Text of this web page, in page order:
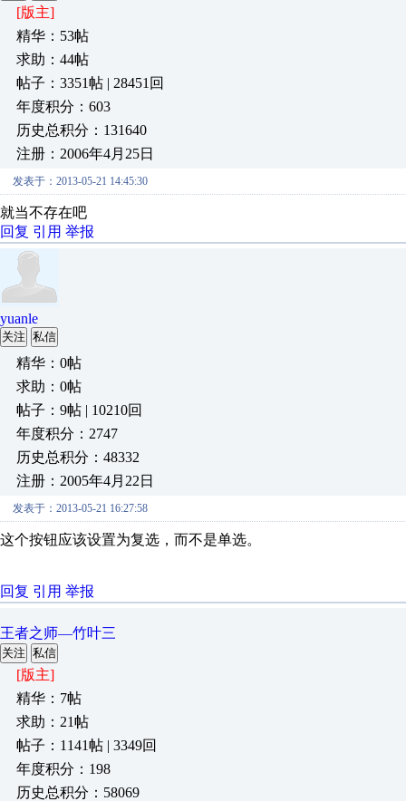
[版主]
精华：53帖
求助：44帖
帖子：3351帖 | 28451回
年度积分：603
历史总积分：131640
注册：2006年4月25日
发表于：2013-05-21 14:45:30
就当不存在吧
回复 引用 举报
yuanle
关注 私信
精华：0帖
求助：0帖
帖子：9帖 | 10210回
年度积分：2747
历史总积分：48332
注册：2005年4月22日
发表于：2013-05-21 16:27:58
这个按钮应该设置为复选，而不是单选。
回复 引用 举报
王者之师—竹叶三
关注 私信
[版主]
精华：7帖
求助：21帖
帖子：1141帖 | 3349回
年度积分：198
历史总积分：58069